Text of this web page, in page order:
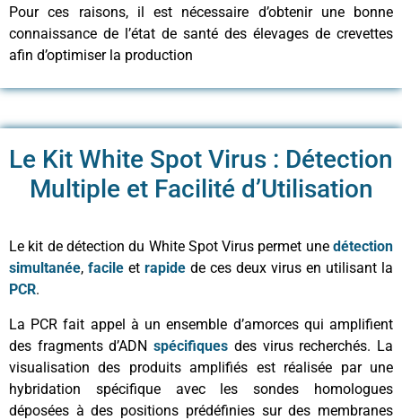
Pour ces raisons, il est nécessaire d’obtenir une bonne
connaissance de l’état de santé des élevages de crevettes
afin d’optimiser la production
Le Kit White Spot Virus : Détection
Multiple et Facilité d’Utilisation
Le kit de détection du White Spot Virus permet une détection
simultanée, facile et rapide de ces deux virus en utilisant la
PCR.
La PCR fait appel à un ensemble d’amorces qui amplifient
des fragments d’ADNspécifiques des virus recherchés. La
visualisation des produits amplifiés est réalisée par une
hybridation spécifique avec les sondes homologues
déposées à des positions prédéfinies sur des membranes